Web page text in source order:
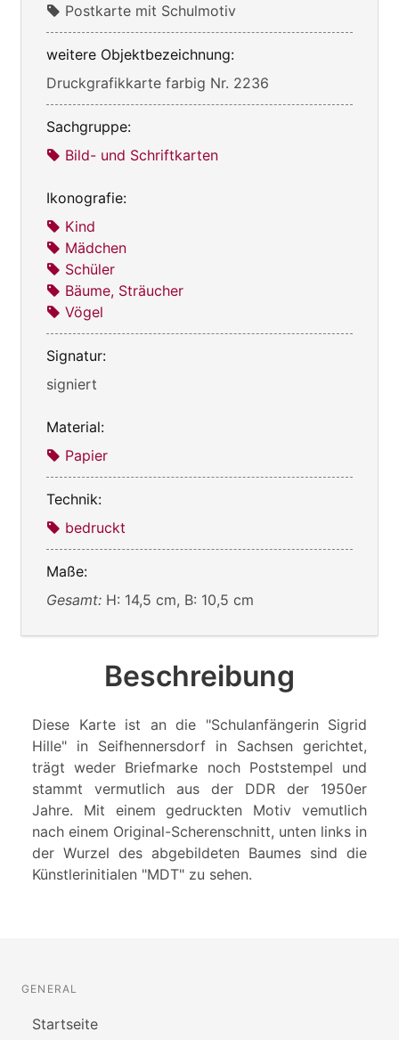
Postkarte mit Schulmotiv
weitere Objektbezeichnung:
Druckgrafikkarte farbig Nr. 2236
Sachgruppe:
Bild- und Schriftkarten
Ikonografie:
Kind
Mädchen
Schüler
Bäume, Sträucher
Vögel
Signatur:
signiert
Material:
Papier
Technik:
bedruckt
Maße:
Gesamt: H: 14,5 cm, B: 10,5 cm
Beschreibung
Diese Karte ist an die "Schulanfängerin Sigrid
Hille" in Seifhennersdorf in Sachsen gerichtet,
trägt weder Briefmarke noch Poststempel und
stammt vermutlich aus der DDR der 1950er
Jahre. Mit einem gedruckten Motiv vemutlich
nach einem Original-Scherenschnitt, unten links in
der Wurzel des abgebildeten Baumes sind die
Künstlerinitialen "MDT" zu sehen.
GENERAL
Startseite